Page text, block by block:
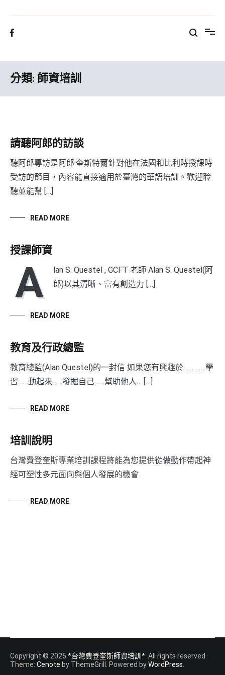
*台灣費登奎斯師資培訓*
分類:師資培訓
請聽阿郎的訪談
聽阿郎專訪是阿郎·奎斯特爾針對他在法國和比利時授課時
受訪的節目，內容能直接適用於臺灣的華語培訓。歡迎聆
聽並能幫 […]
READ MORE
授課師資
A
lan S. Questel , GCFT 老師 Alan S. Questel(阿
郎)以其清晰、富有創造力 […]
READ MORE
教育及行政總監
教育總監(Alan Questel)的一封信 如果您有興趣於…… ……學
習……動起來……發掘自己……幫助他人… […]
READ MORE
培訓說明
台灣費登奎斯專業培訓課程將能為您提供從做動作帶起神
經可塑性多元面向與個人發展的機會
READ MORE
Copyright © 2026 *台灣費登奎斯師資培訓* . All rights reserved.
Theme: Cenote by ThemeGrill. Powered byWordPress